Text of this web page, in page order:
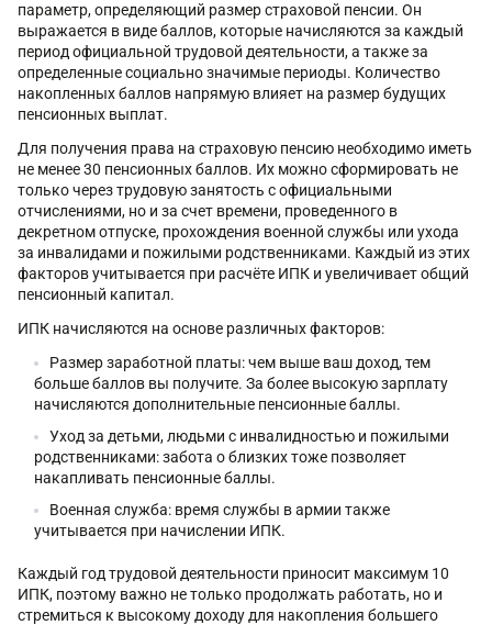
параметр, определяющий размер страховой пенсии. Он
выражается в виде баллов, которые начисляются за каждый
период официальной трудовой деятельности, а также за
определенные социально значимые периоды. Количество
накопленных баллов напрямую влияет на размер будущих
пенсионных выплат.
Для получения права на страховую пенсию необходимо иметь
не менее 30 пенсионных баллов. Их можно сформировать не
только через трудовую занятость с официальными
отчислениями, но и за счет времени, проведенного в
декретном отпуске, прохождения военной службы или ухода
за инвалидами и пожилыми родственниками. Каждый из этих
факторов учитывается при расчёте ИПК и увеличивает общий
пенсионный капитал.
ИПК начисляются на основе различных факторов:
Размер заработной платы: чем выше ваш доход, тем
больше баллов вы получите. За более высокую зарплату
начисляются дополнительные пенсионные баллы.
Уход за детьми, людьми с инвалидностью и пожилыми
родственниками: забота о близких тоже позволяет
накапливать пенсионные баллы.
Военная служба: время службы в армии также
учитывается при начислении ИПК.
Каждый год трудовой деятельности приносит максимум 10
ИПК, поэтому важно не только продолжать работать, но и
стремиться к высокому доходу для накопления большего